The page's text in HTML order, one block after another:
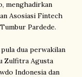
menghadirkan
Asosiasi Fintech
Pardede.
dua perwakilan
Zulfitra Agusta
Indonesia dan